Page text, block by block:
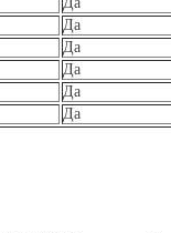
Да
Да
Да
Да
Да